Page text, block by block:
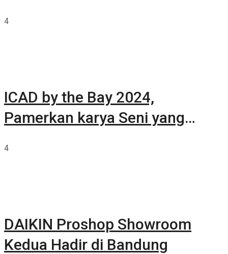
4
ICAD by the Bay 2024,
Pamerkan karya Seni yang
4
DAIKIN Proshop Showroom
Kedua Hadir di Bandung